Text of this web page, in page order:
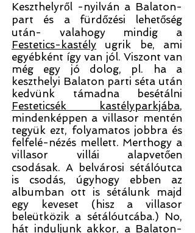
Keszthelyről -nyilván a Balaton-
part és a fürdőzési lehetőség
után- valahogy mindig a
Festetics-kastély ugrik be, ami
egyébként így van jól. Viszont van
még egy jó dolog, pl. ha a
keszthelyi Balaton parti séta után
kedvünk támadna besétálni
Festeticsék kastélyparkjába,
mindenképpen a villasor mentén
tegyük ezt, folyamatos jobbra és
felfelé-nézés mellett. Merthogy a
villasor villái alapvetően
csodásak. A belvárosi sétálóutca
is csodás, úgyhogy ebben az
albumban ott is sétálunk majd
egy keveset (hisz a villasor
beleütközik a sétálóutcába.) No,
hát induljunk akkor, a Balaton-